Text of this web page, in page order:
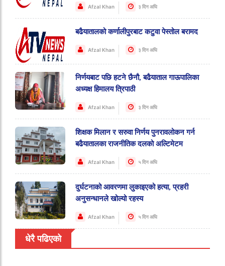
Afzal Khan ३ दिन अघि
बढैयातालको कर्णालीपुरबाट कटुवा पेस्तोल बरामद
Afzal Khan ३ दिन अघि
निर्णयबाट पछि हटने छैनौ, बढैयाताल गाऊपालिका
अध्यक्ष हिमालय त्रिपाठी
Afzal Khan ३ दिन अघि
शिक्षक मिलान र सरुवा निर्णय पुनरावलोकन गर्न
बढैयातालका राजनीतिक दलको अल्टिमेटम
Afzal Khan ५ दिन अघि
दुर्घटनाको आवरणमा लुकाइएको हत्या, प्रहरी
अनुसन्धानले खोल्यो रहस्य
Afzal Khan ५ दिन अघि
धेरै पढिएको